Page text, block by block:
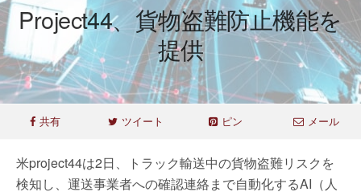
Project44、貨物盗難防止機能を
提供
共有 ツイート ピン メール
米project44は2日、トラック輸送中の貨物盗難リスクを
検知し、運送事業者への確認連絡まで自動化するAI（人